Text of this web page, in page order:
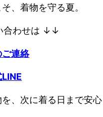
、着物を守る夏。
合わせは ↓↓
ご連絡
、次に着る日まで安心